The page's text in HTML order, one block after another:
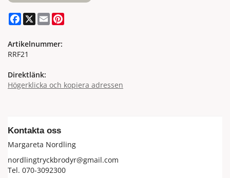
Facebook
X Email
Artikelnummer:
RRF21
Direktlänk:
Högerklicka och kopiera adressen
Kontakta oss
Margareta Nordling
nordlingtryckbrodyr@gmail.com
Tel. 070-3092300